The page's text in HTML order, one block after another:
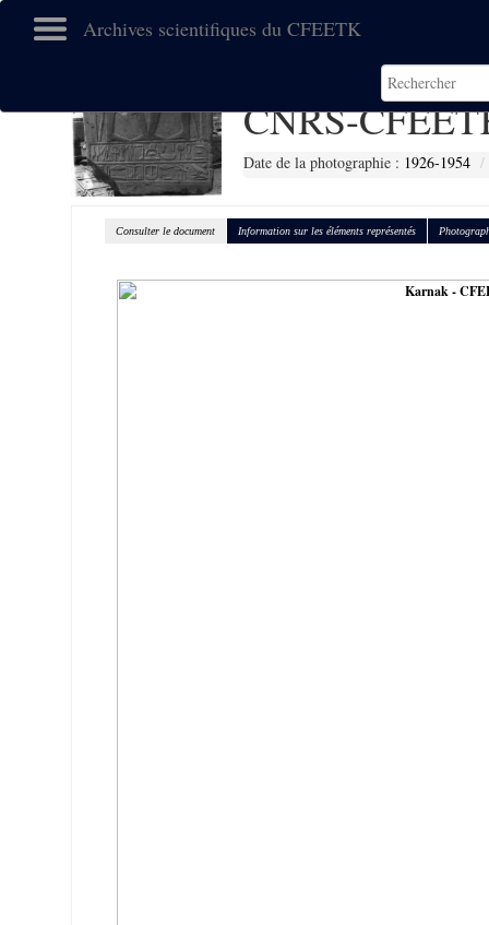
Archives scientifiques du CFEETK
CNRS-
Date de la photographie : 1926-1954
Consulter le document Information sur les éléments représentés